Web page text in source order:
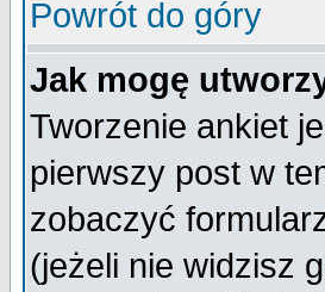
Powrót do góry
Jak mogę
Tworzenie ankiet
pierwszy post w
zobaczyć
(jeżeli nie widzisz